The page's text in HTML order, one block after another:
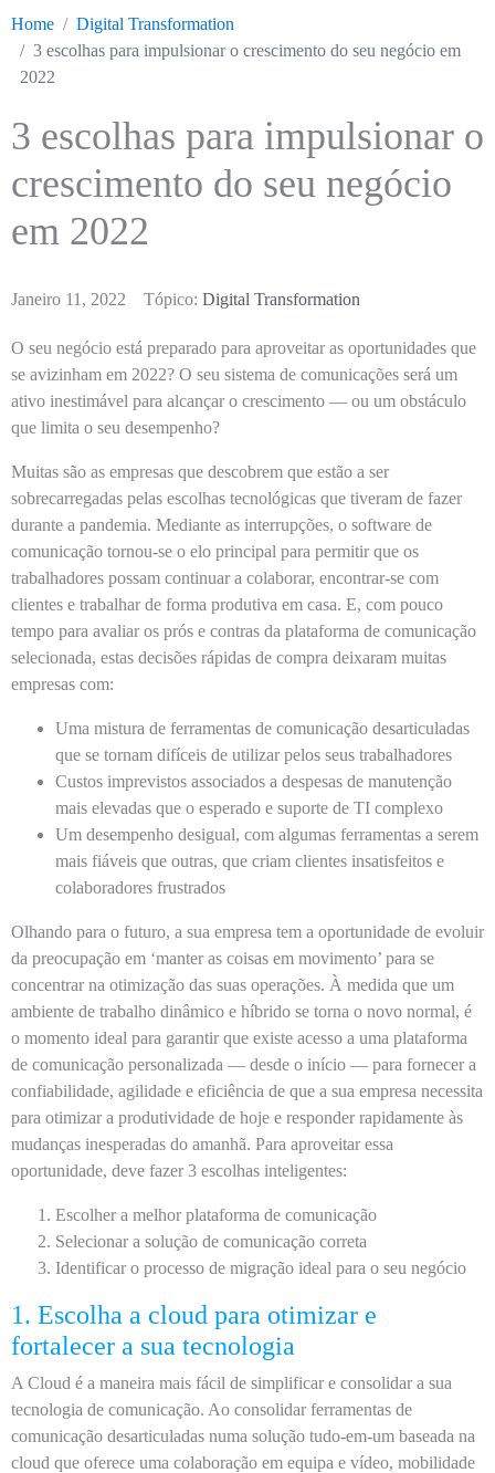
Home
Digital Transformation
3 escolhas para impulsionar o crescimento do seu negócio em
2022
3 escolhas para impulsionar o
crescimento do seu negócio
em 2022
Janeiro 11, 2022 Tópico: Digital Transformation
O seu negócio está preparado para aproveitar as oportunidades que
se avizinham em 2022? O seu sistema de comunicações será um
ativo inestimável para alcançar o crescimento — ou um obstáculo
que limita o seu desempenho?
Muitas são as empresas que descobrem que estão a ser
sobrecarregadas pelas escolhas tecnológicas que tiveram de fazer
durante a pandemia. Mediante as interrupções, o software de
comunicação tornou-se o elo principal para permitir que os
trabalhadores possam continuar a colaborar, encontrar-se com
clientes e trabalhar de forma produtiva em casa. E, com pouco
tempo para avaliar os prós e contras da plataforma de comunicação
selecionada, estas decisões rápidas de compra deixaram muitas
empresas com:
Uma mistura de ferramentas de comunicação desarticuladas
que se tornam difíceis de utilizar pelos seus trabalhadores
Custos imprevistos associados a despesas de manutenção
mais elevadas que o esperado e suporte de TI complexo
Um desempenho desigual, com algumas ferramentas a serem
mais fiáveis ​​que outras, que criam clientes insatisfeitos e
colaboradores frustrados
Olhando para o futuro, a sua empresa tem a oportunidade de evoluir
da preocupação em ‘manter as coisas em movimento’ para se
concentrar na otimização das suas operações. À medida que um
ambiente de trabalho dinâmico e híbrido se torna o novo normal, é
o momento ideal para garantir que existe acesso a uma plataforma
de comunicação personalizada — desde o início — para fornecer a
confiabilidade, agilidade e eficiência de que a sua empresa necessita
para otimizar a produtividade de hoje e responder rapidamente às
mudanças inesperadas do amanhã. Para aproveitar essa
oportunidade, deve fazer 3 escolhas inteligentes:
Escolher a melhor plataforma de comunicação
Selecionar a solução de comunicação correta
Identificar o processo de migração ideal para o seu negócio
1. Escolha a cloud para otimizar e
fortalecer a sua tecnologia
A Cloud é a maneira mais fácil de simplificar e consolidar a sua
tecnologia de comunicação. Ao consolidar ferramentas de
comunicação desarticuladas numa solução tudo-em-um baseada na
cloud que oferece uma colaboração em equipa e vídeo, mobilidade